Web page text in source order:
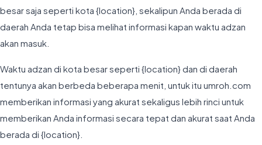
besar saja seperti kota {location}, sekalipun Anda berada di
daerah Anda tetap bisa melihat informasi kapan waktu adzan
akan masuk.
Waktu adzan di kota besar seperti {location} dan di daerah
tentunya akan berbeda beberapa menit, untuk itu umroh.com
memberikan informasi yang akurat sekaligus lebih rinci untuk
memberikan Anda informasi secara tepat dan akurat saat Anda
berada di {location}.